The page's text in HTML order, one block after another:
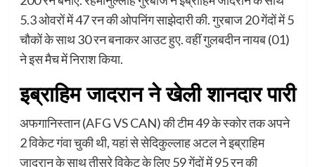
5.3 ओवरों में 47 रन की ओपनिंग साझेदारी की. गुरबाज 20 गेंदों में 5
चौकों के साथ 30 रन बनाकर आउट हुए. वहीं गुलबदीन नायब (01)
ने इस मैच में निराश किया.
इब्राहिम जादरान ने खेली शानदार पारी
अफगानिस्तान (AFG VS CAN) की टीम 49 के स्कोर तक अपने
2 विकेट गंवा चुकी थी, यहां से सेदिकुल्लाह अटल ने इब्राहिम
जादरान के साथ तीसरे विकेट के लिए 59 गेंदों में 95 रन की